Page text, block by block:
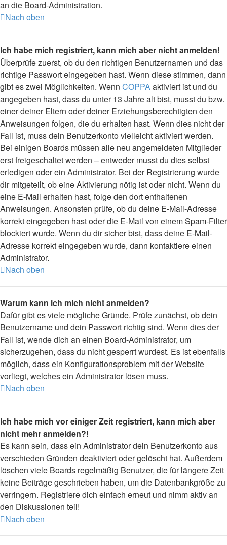
an die Board-Administration.
Nach oben
Ich habe mich registriert, kann mich aber nicht anmelden!
Überprüfe zuerst, ob du den richtigen Benutzernamen und das
richtige Passwort eingegeben hast. Wenn diese stimmen, dann
gibt es zwei Möglichkeiten. Wenn COPPAaktiviert ist und du
angegeben hast, dass du unter 13 Jahre alt bist, musst du bzw.
einer deiner Eltern oder deiner Erziehungsberechtigten den
Anweisungen folgen, die du erhalten hast. Wenn dies nicht der
Fall ist, muss dein Benutzerkonto vielleicht aktiviert werden.
Bei einigen Boards müssen alle neu angemeldeten Mitglieder
erst freigeschaltet werden – entweder musst du dies selbst
erledigen oder ein Administrator. Bei der Registrierung wurde
dir mitgeteilt, ob eine Aktivierung nötig ist oder nicht. Wenn du
eine E-Mail erhalten hast, folge den dort enthaltenen
Anweisungen. Ansonsten prüfe, ob du deine E-Mail-Adresse
korrekt eingegeben hast oder die E-Mail von einem Spam-Filter
blockiert wurde. Wenn du dir sicher bist, dass deine E-Mail-
Adresse korrekt eingegeben wurde, dann kontaktiere einen
Administrator.
Nach oben
Warum kann ich mich nicht anmelden?
Dafür gibt es viele mögliche Gründe. Prüfe zunächst, ob dein
Benutzername und dein Passwort richtig sind. Wenn dies der
Fall ist, wende dich an einen Board-Administrator, um
sicherzugehen, dass du nicht gesperrt wurdest. Es ist ebenfalls
möglich, dass ein Konfigurationsproblem mit der Website
vorliegt, welches ein Administrator lösen muss.
Nach oben
Ich habe mich vor einiger Zeit registriert, kann mich aber
nicht mehr anmelden?!
Es kann sein, dass ein Administrator dein Benutzerkonto aus
verschieden Gründen deaktiviert oder gelöscht hat. Außerdem
löschen viele Boards regelmäßig Benutzer, die für längere Zeit
keine Beiträge geschrieben haben, um die Datenbankgröße zu
verringern. Registriere dich einfach erneut und nimm aktiv an
den Diskussionen teil!
Nach oben